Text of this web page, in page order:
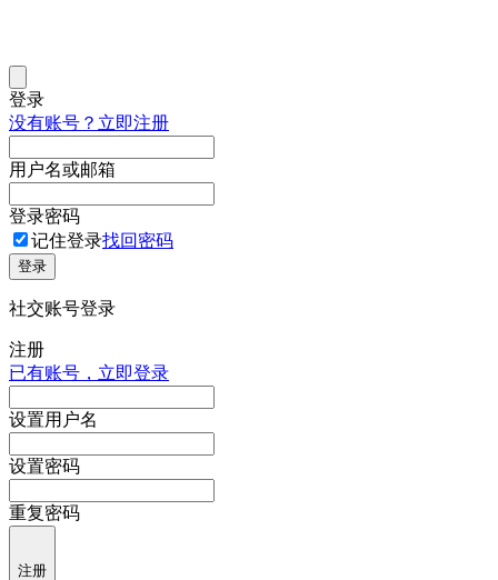
登录
没有账号？立即注册
用户名或邮箱
登录密码
记住登录找回密码
登录
社交账号登录
注册
已有账号，立即登录
设置用户名
设置密码
重复密码
注册